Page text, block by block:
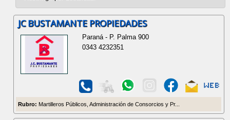
JC BUSTAMANTE PROPIEDADES
Paraná - P. Palma 900
0343 4232351
Rubro: Martilleros Públicos, Administración de Consorcios y Pr...